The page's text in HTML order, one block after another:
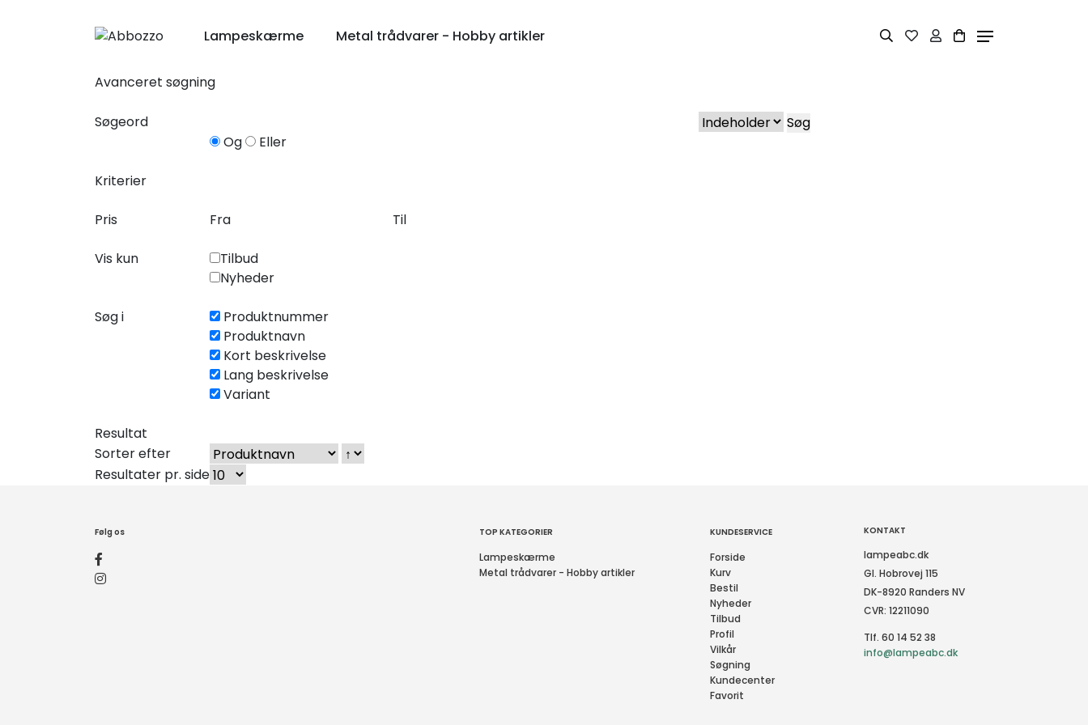
Lampeskærme Metal trådvarer - Hobby artikler
Avanceret søgning
Søgeord
Og
Eller
Kriterier
Pris Fra Til
Vis kun
Tilbud
Nyheder
Søg i
Produktnummer
Produktnavn
Kort beskrivelse
Lang beskrivelse
Variant
Resultat
Sorter efter
Resultater pr. side
Følg os TOP KATEGORIER
Lampeskærme
Metal trådvarer - Hobby artikler
KUNDESERVICE
Forside
Kurv
Bestil
Nyheder
Tilbud
Profil
Vilkår
Søgning
Kundecenter
Favorit
KONTAKT
lampeabc.dk
Gl. Hobrovej 115
DK-8920 Randers NV
CVR: 12211090
Tlf. 60 14 52 38
info@lampeabc.dk